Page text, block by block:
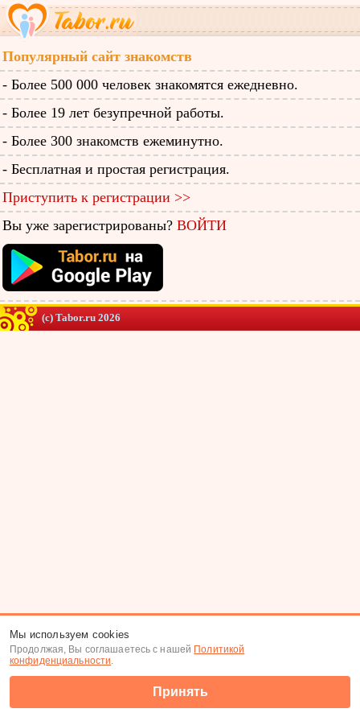
Популярный сайт знакомств
- Более 500 000 человек знакомятся ежедневно.
- Более 19 лет безупречной работы.
- Более 300 знакомств ежеминутно.
- Бесплатная и простая регистрация.
Приступить к регистрации >>
Вы уже зарегистрированы? ВОЙТИ
(c) Tabor.ru 2026
Мы используем cookies
Продолжая, Вы соглашаетесь с нашей Политикой
конфиденциальности.
Принять